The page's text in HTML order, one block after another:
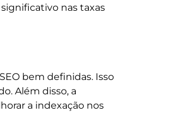
nas taxas
bem definidas. Isso
Além disso, a
a indexação nos